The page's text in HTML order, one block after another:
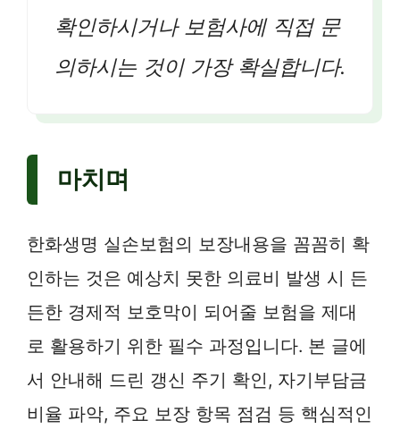
확인하시거나 보험사에 직접 문
의하시는 것이 가장 확실합니다.
마치며
한화생명 실손보험의 보장내용을 꼼꼼히 확
인하는 것은 예상치 못한 의료비 발생 시 든
든한 경제적 보호막이 되어줄 보험을 제대
로 활용하기 위한 필수 과정입니다. 본 글에
서 안내해 드린 갱신 주기 확인, 자기부담금
비율 파악, 주요 보장 항목 점검 등 핵심적인